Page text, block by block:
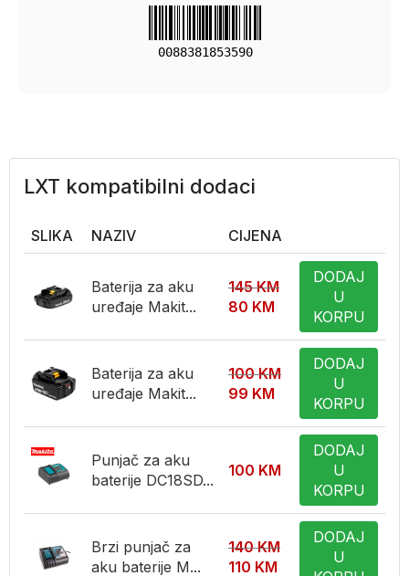
0088381853590
LXT kompatibilni dodaci
SLIKA NAZIV CIJENA
Baterija za aku
uređaje Makit...
145KM
80 KM
DODAJ
U
KORPU
Baterija za aku
uređaje Makit...
100KM
99 KM
DODAJ
U
KORPU
Punjač za aku
baterije DC18SD...
100 KM
DODAJ
U
KORPU
Brzi punjač za
aku baterije M...
140KM
110 KM
DODAJ
U